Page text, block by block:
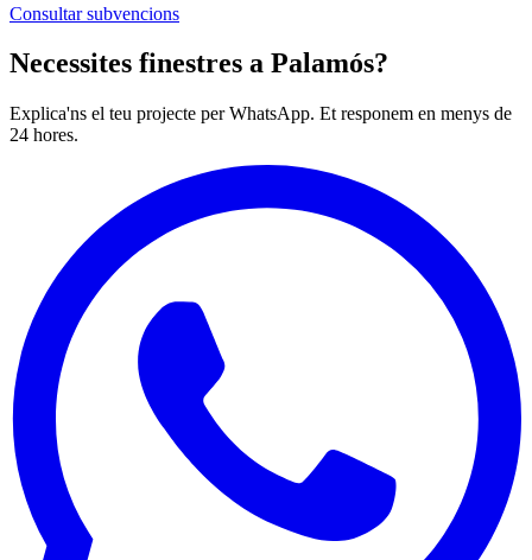
Consultar subvencions
Necessites finestres a Palamós?
Explica'ns el teu projecte per WhatsApp. Et responem en menys de
24 hores.